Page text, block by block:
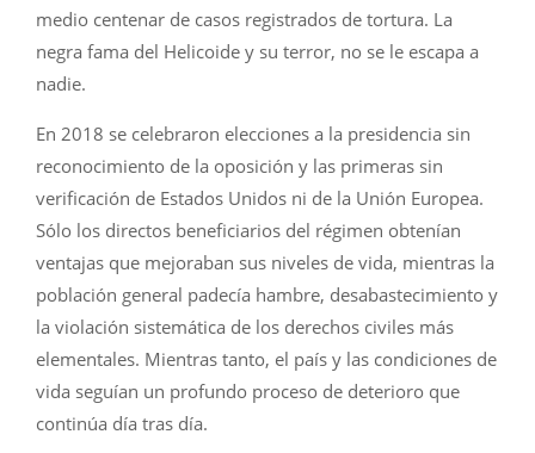
medio centenar de casos registrados de tortura. La
negra fama del Helicoide y su terror, no se le escapa a
nadie.
En 2018 se celebraron elecciones a la presidencia sin
reconocimiento de la oposición y las primeras sin
verificación de Estados Unidos ni de la Unión Europea.
Sólo los directos beneficiarios del régimen obtenían
ventajas que mejoraban sus niveles de vida, mientras la
población general padecía hambre, desabastecimiento y
la violación sistemática de los derechos civiles más
elementales. Mientras tanto, el país y las condiciones de
vida seguían un profundo proceso de deterioro que
continúa día tras día.